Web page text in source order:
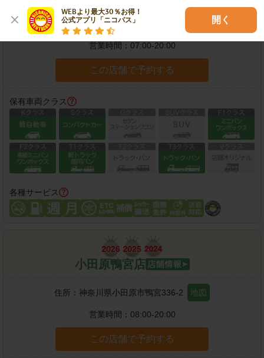
WEBより最大30％お得！
公式アプリ「ニコパス」
開く
住所：神奈川県小田原市寿町5-8-41
営業時間： 07:00-20:00
この店舗で予約する
保有車両クラス
各種サービス
小田原鴨宮店
住所： 神奈川県小田原市鴨宮336-2 地図
営業時間： 08:00-20:00
この店舗で予約する